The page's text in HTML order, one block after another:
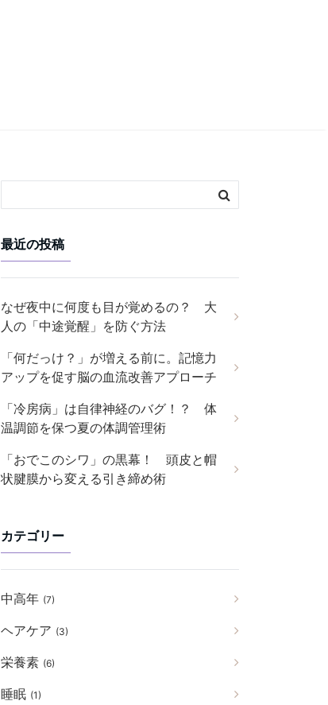
最近の投稿
なぜ夜中に何度も目が覚めるの？ 大
人の「中途覚醒」を防ぐ方法
「何だっけ？」が増える前に。記憶力
アップを促す脳の血流改善アプローチ
「冷房病」は自律神経のバグ！？ 体
温調節を保つ夏の体調管理術
「おでこのシワ」の黒幕！ 頭皮と帽
状腱膜から変える引き締め術
カテゴリー
中高年 (7)
ヘアケア (3)
栄養素 (6)
睡眠 (1)